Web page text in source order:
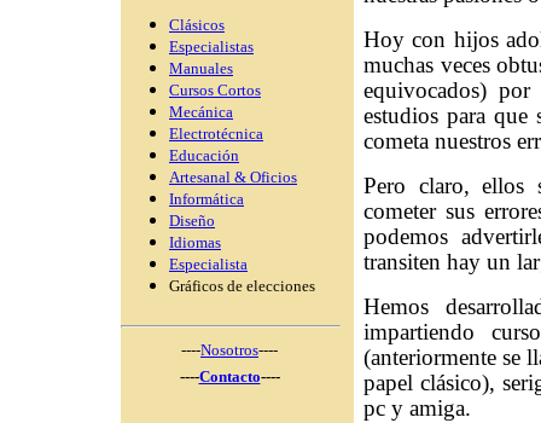
Clásicos
Especialistas
Manuales
Cursos Cortos
Mecánica
Electrotécnica
Educación
Artesanal & Oficios
Informática
Diseño
Idiomas
Especialista
Gráficos de elecciones
----Nosotros----
----Contacto----
Hoy con hijos
muchas veces
equivocados)
estudios para
cometa nuestros
Pero claro, ellos
cometer sus
podemos
transiten hay un
Hemos
impartiendo
(anteriormente se
papel clásico),
pc y amiga.